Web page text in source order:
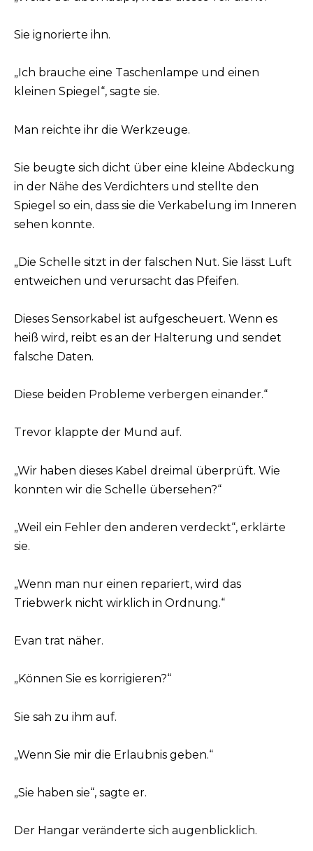
Sie ignorierte ihn.
„Ich brauche eine Taschenlampe und einen
kleinen Spiegel“, sagte sie.
Man reichte ihr die Werkzeuge.
Sie beugte sich dicht über eine kleine Abdeckung
in der Nähe des Verdichters und stellte den
Spiegel so ein, dass sie die Verkabelung im Inneren
sehen konnte.
„Die Schelle sitzt in der falschen Nut. Sie lässt Luft
entweichen und verursacht das Pfeifen.
Dieses Sensor­kabel ist aufgescheuert. Wenn es
heiß wird, reibt es an der Halterung und sendet
falsche Daten.
Diese beiden Probleme verbergen einander.“
Trevor klappte der Mund auf.
„Wir haben dieses Kabel dreimal überprüft. Wie
konnten wir die Schelle übersehen?“
„Weil ein Fehler den anderen verdeckt“, erklärte
sie.
„Wenn man nur einen repariert, wird das
Triebwerk nicht wirklich in Ordnung.“
Evan trat näher.
„Können Sie es korrigieren?“
Sie sah zu ihm auf.
„Wenn Sie mir die Erlaubnis geben.“
„Sie haben sie“, sagte er.
Der Hangar veränderte sich augenblicklich.